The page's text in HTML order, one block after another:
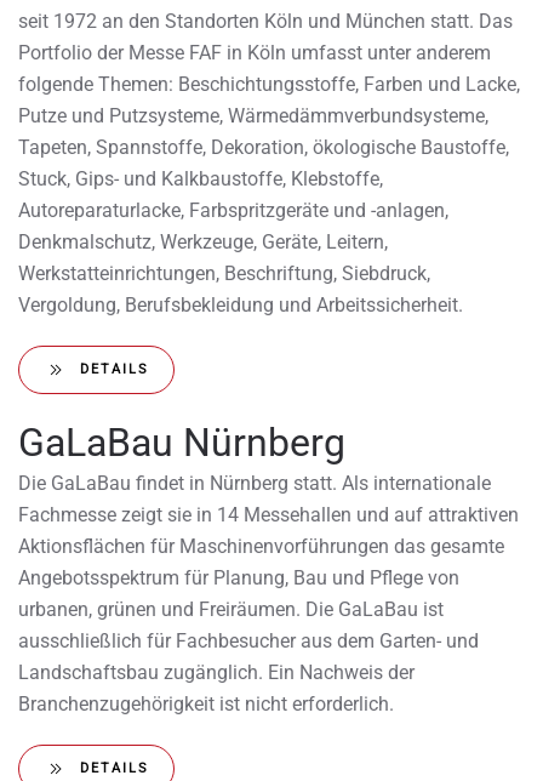
seit 1972 an den Standorten Köln und München statt. Das
Portfolio der Messe FAF in Köln umfasst unter anderem
folgende Themen: Beschichtungsstoffe, Farben und Lacke,
Putze und Putzsysteme, Wärmedämmverbundsysteme,
Tapeten, Spannstoffe, Dekoration, ökologische Baustoffe,
Stuck, Gips- und Kalkbaustoffe, Klebstoffe,
Autoreparaturlacke, Farbspritzgeräte und -anlagen,
Denkmalschutz, Werkzeuge, Geräte, Leitern,
Werkstatteinrichtungen, Beschriftung, Siebdruck,
Vergoldung, Berufsbekleidung und Arbeitssicherheit.
DETAILS
GaLaBau Nürnberg
Die GaLaBau findet in Nürnberg statt. Als internationale
Fachmesse zeigt sie in 14 Messehallen und auf attraktiven
Aktionsflächen für Maschinenvorführungen das gesamte
Angebotsspektrum für Planung, Bau und Pflege von
urbanen, grünen und Freiräumen. Die GaLaBau ist
ausschließlich für Fachbesucher aus dem Garten- und
Landschaftsbau zugänglich. Ein Nachweis der
Branchenzugehörigkeit ist nicht erforderlich.
DETAILS